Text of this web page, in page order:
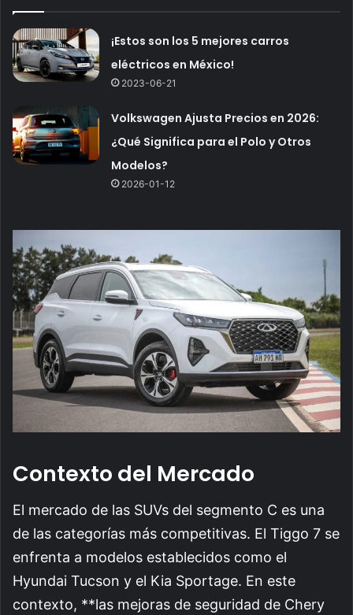
¡Estos son los 5 mejores carros
eléctricos en México!
2023-06-21
Volkswagen Ajusta Precios en 2026:
¿Qué Significa para el Polo y Otros
Modelos?
2026-01-12
Contexto del Mercado
El mercado de las SUVs del segmento C es una
de las categorías más competitivas. El Tiggo 7 se
enfrenta a modelos establecidos como el
Hyundai Tucson y el Kia Sportage. En este
contexto, **las mejoras de seguridad de Chery